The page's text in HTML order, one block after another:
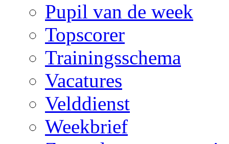
Pupil van de week
Topscorer
Trainingsschema
Vacatures
Velddienst
Weekbrief